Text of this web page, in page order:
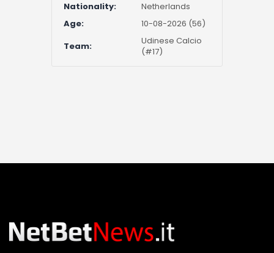
Nationality:
Netherlands
Age:
10-08-2026 (56)
Team:
Udinese Calcio
(#17)